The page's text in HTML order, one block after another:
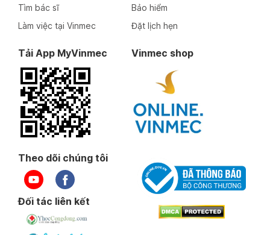
Tìm bác sĩ
Làm việc tại Vinmec
Bảo hiểm
Đặt lịch hẹn
Tải App MyVinmec Vinmec shop
Theo dõi chúng tôi
Đối tác liên kết